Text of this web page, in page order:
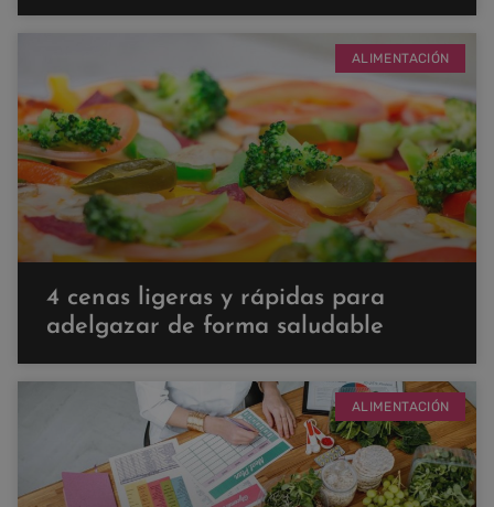
ALIMENTACIÓN
4 cenas ligeras y rápidas para
adelgazar de forma saludable
ALIMENTACIÓN